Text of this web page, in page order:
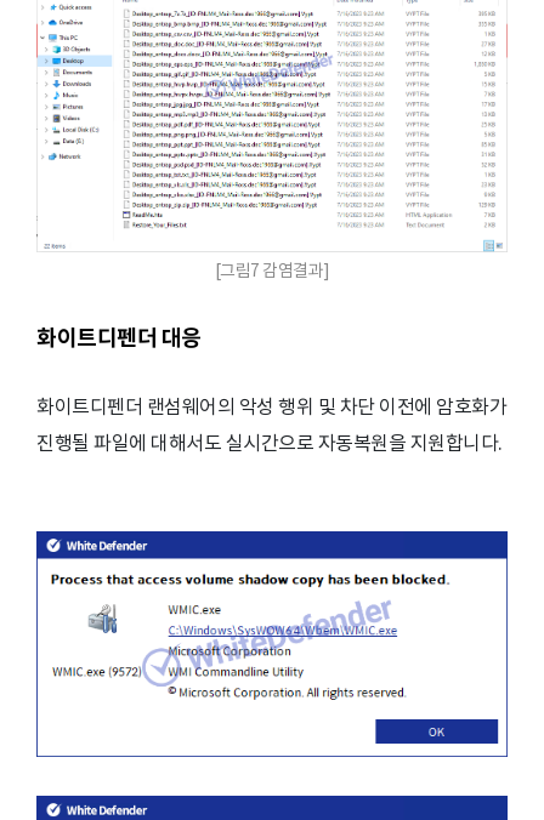
[그림7 감염결과]
화이트디펜더 대응
화이트디펜더 랜섬웨어의 악성 행위 및 차단 이전에 암호화가
진행될 파일에 대해서도 실시간으로 자동복원을 지원합니다.